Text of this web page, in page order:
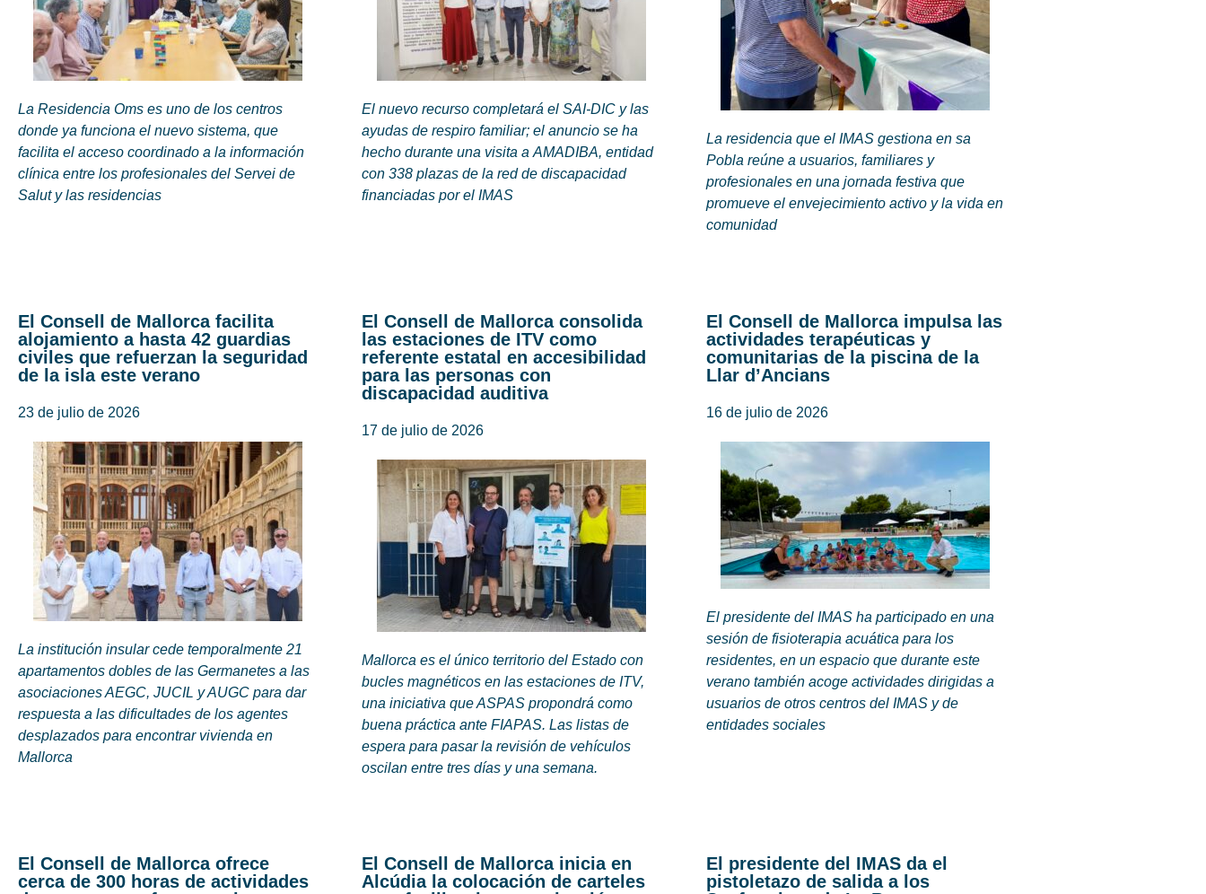
La Residencia Oms es uno de los centros
donde ya funciona el nuevo sistema, que
facilita el acceso coordinado a la información
clínica entre los profesionales del Servei de
Salut y las residencias
El nuevo recurso completará el SAI-DIC y las
ayudas de respiro familiar; el anuncio se ha
hecho durante una visita a AMADIBA, entidad
con 338 plazas de la red de discapacidad
financiadas por el IMAS
La residencia que el IMAS gestiona en sa
Pobla reúne a usuarios, familiares y
profesionales en una jornada festiva que
promueve el envejecimiento activo y la vida en
comunidad
El Consell de Mallorca facilita
alojamiento a hasta 42 guardias
civiles que refuerzan la seguridad
de la isla este verano
23 de julio de 2026
La institución insular cede temporalmente 21
apartamentos dobles de las Germanetes a las
asociaciones AEGC, JUCIL y AUGC para dar
respuesta a las dificultades de los agentes
desplazados para encontrar vivienda en
Mallorca
El Consell de Mallorca consolida
las estaciones de ITV como
referente estatal en accesibilidad
para las personas con
discapacidad auditiva
17 de julio de 2026
Mallorca es el único territorio del Estado con
bucles magnéticos en las estaciones de ITV,
una iniciativa que ASPAS propondrá como
buena práctica ante FIAPAS. Las listas de
espera para pasar la revisión de vehículos
oscilan entre tres días y una semana.
El Consell de Mallorca impulsa las
actividades terapéuticas y
comunitarias de la piscina de la
Llar d’Ancians
16 de julio de 2026
El presidente del IMAS ha participado en una
sesión de fisioterapia acuática para los
residentes, en un espacio que durante este
verano también acoge actividades dirigidas a
usuarios de otros centros del IMAS y de
entidades sociales
El Consell de Mallorca ofrece
cerca de 300 horas de actividades
El Consell de Mallorca inicia en
Alcúdia la colocación de carteles
El presidente del IMAS da el
pistoletazo de salida a los